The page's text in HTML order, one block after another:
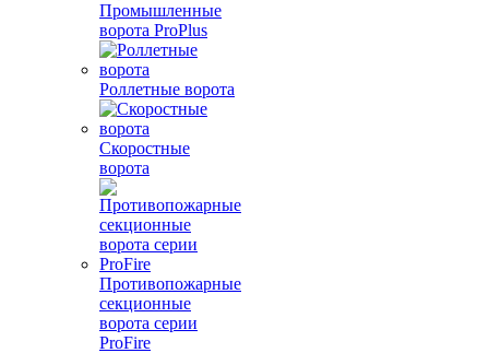
Промышленные
ворота ProPlus
Роллетные ворота
Скоростные
ворота
Противопожарные
секционные
ворота серии
ProFire